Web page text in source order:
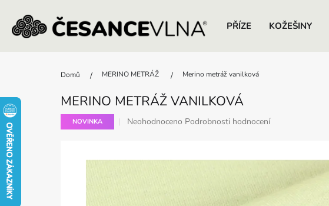
PŘÍZE KOŽEŠINY
Domů MERINO METRÁŽ Merino metráž vanilková
MERINO METRÁŽ VANILKOVÁ
NOVINKA
Průměrné
hvězdiček.
Neohodnoceno Podrobnosti hodnocení